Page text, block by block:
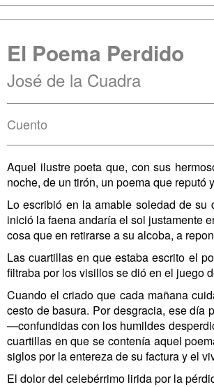
El Poema Perdido
José de la Cuadra
Cuento
Aquel ilustre poeta que, con sus
noche, de un tirón, un poema que reputó
Lo escribió en la amable soledad de su
inició la faena andaría el sol justamente
cosa que en retirarse a su alcoba, a
Las cuartillas en que estaba escrito el
filtraba por los visillos se dió en el juego
Cuando el criado que cada mañana
cesto de basura. Por desgracia, ese día
—confundidas con los humildes
cuartillas en que se contenía aquel
siglos por la entereza de su factura y el
El dolor del celebérrimo lirida por la